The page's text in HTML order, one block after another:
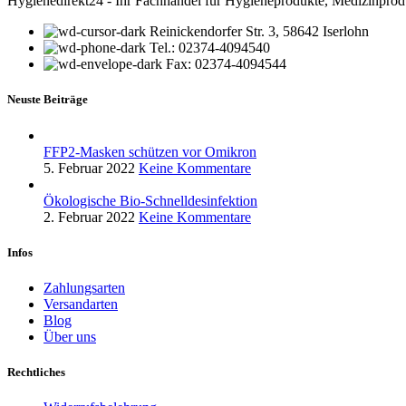
Reinickendorfer Str. 3, 58642 Iserlohn
Tel.: 02374-4094540
Fax: 02374-4094544
Neuste Beiträge
FFP2-Masken schützen vor Omikron
5. Februar 2022 Keine Kommentare
Ökologische Bio-Schnelldesinfektion
2. Februar 2022 Keine Kommentare
Infos
Zahlungsarten
Versandarten
Blog
Über uns
Rechtliches